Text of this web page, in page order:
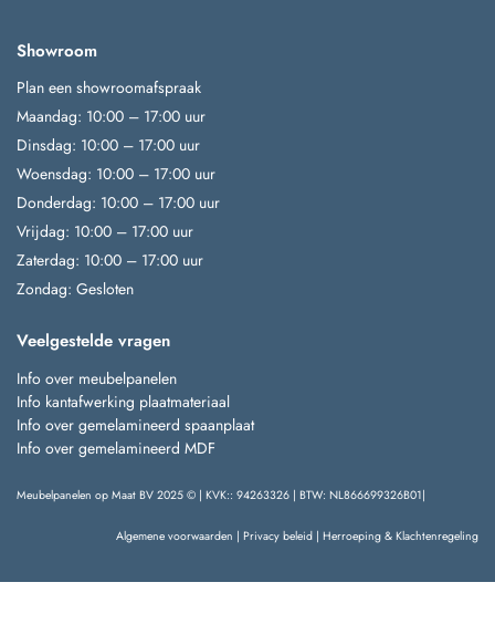
Showroom
Plan een showroomafspraak
Maandag: 10:00 – 17:00 uur
Dinsdag: 10:00 – 17:00 uur
Woensdag: 10:00 – 17:00 uur
Donderdag: 10:00 – 17:00 uur
Vrijdag: 10:00 – 17:00 uur
Zaterdag: 10:00 – 17:00 uur
Zondag: Gesloten
Veelgestelde vragen
Info over meubelpanelen
Info kantafwerking plaatmateriaal
Info over gemelamineerd spaanplaat
Info over gemelamineerd MDF
Meubelpanelen op Maat BV 2025 © | KVK:: 94263326 | BTW: NL866699326B01|
Algemene voorwaarden | Privacy beleid | Herroeping & Klachtenregeling